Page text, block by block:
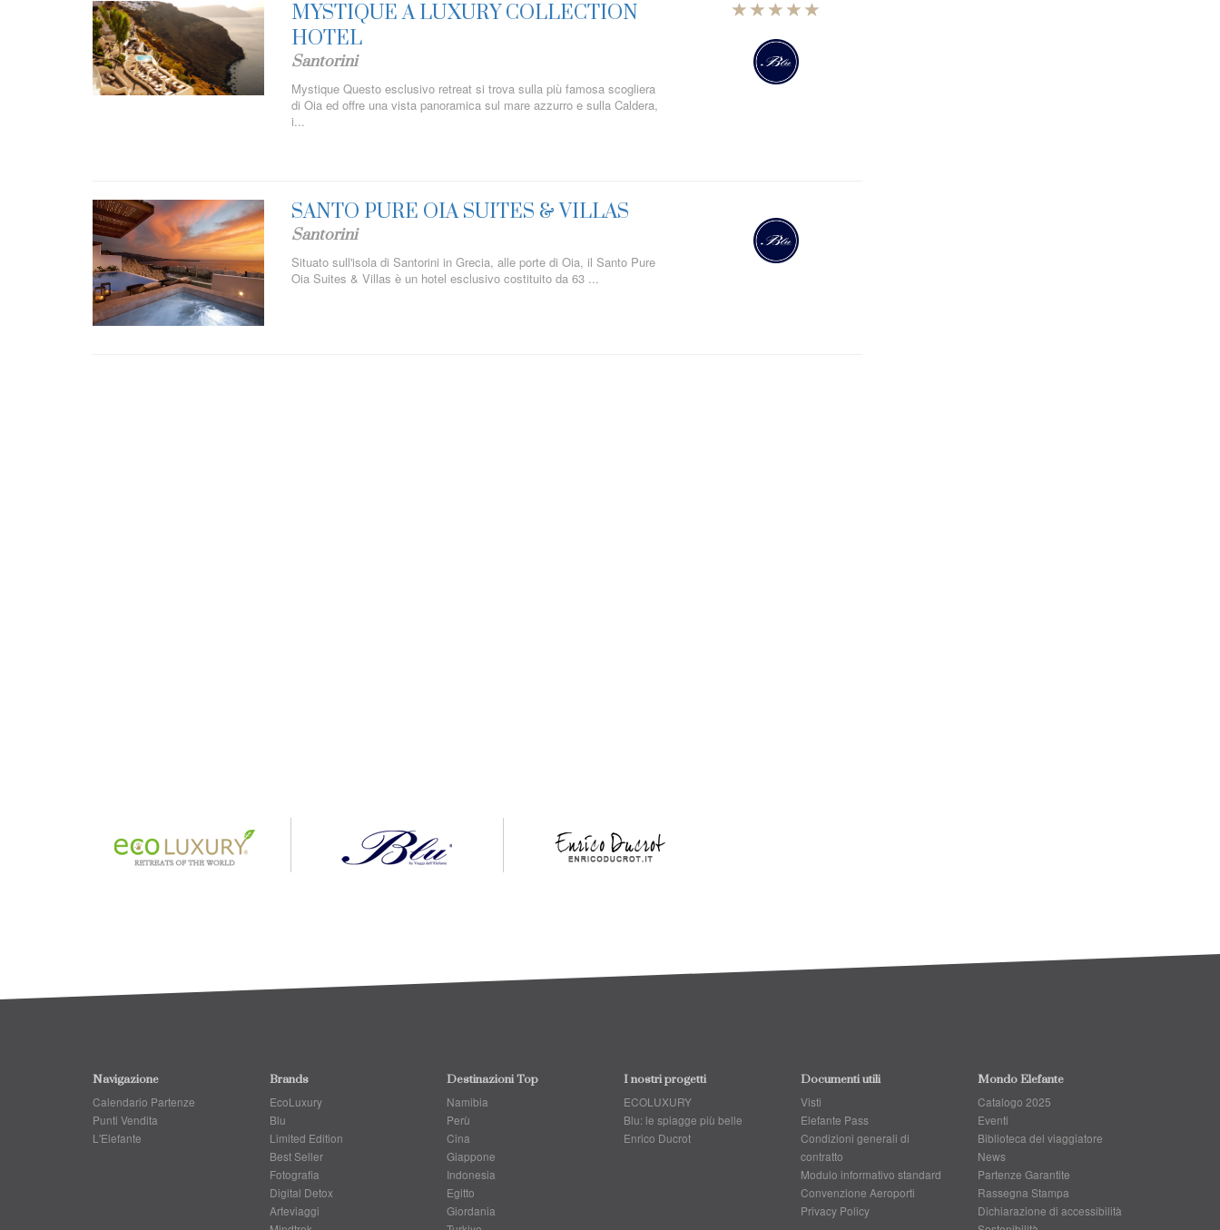
MYSTIQUE A LUXURY COLLECTION
HOTEL
Santorini
Mystique Questo esclusivo retreat si trova sulla più famosa scogliera
di Oia ed offre una vista panoramica sul mare azzurro e sulla Caldera,
i...
SANTO PURE OIA SUITES & VILLAS
Santorini
Situato sull'isola di Santorini in Grecia, alle porte di Oia, il Santo Pure
Oia Suites & Villas è un hotel esclusivo costituito da 63 ...
Navigazione
Calendario Partenze
Punti Vendita
L'Elefante
Brands
EcoLuxury
Blu
Limited Edition
Best Seller
Fotografia
Digital Detox
Arteviaggi
Destinazioni Top
Namibia
Perù
Cina
Giappone
Indonesia
Egitto
Giordania
I nostri progetti
ECOLUXURY
Blu: le spiagge più belle
Enrico Ducrot
Documenti utili
Visti
Elefante Pass
Condizioni generali di
contratto
Modulo informativo standard
Convenzione Aeroporti
Privacy Policy
Mondo Elefante
Catalogo 2025
Eventi
Biblioteca del viaggiatore
News
Partenze Garantite
Rassegna Stampa
Dichiarazione di accessibilità